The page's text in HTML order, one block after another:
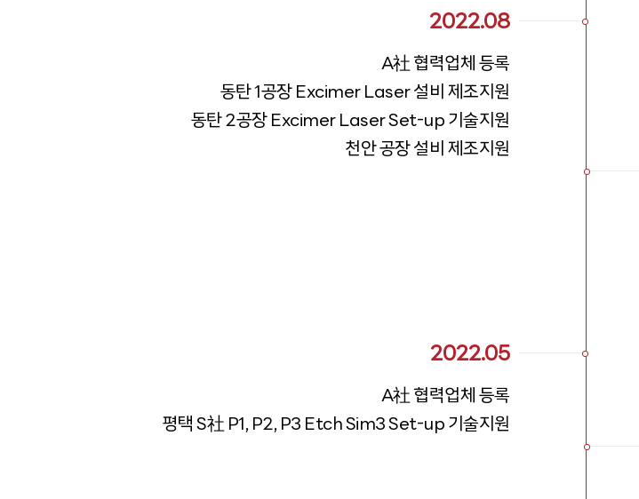
2022.08
A社 협력업체 등록
동탄 1공장 Excimer Laser 설비 제조지원
동탄 2공장 Excimer Laser Set-up 기술지원
천안 공장 설비 제조지원
2022.05
A社 협력업체 등록
평택 S社 P1, P2, P3 Etch Sim3 Set-up 기술지원